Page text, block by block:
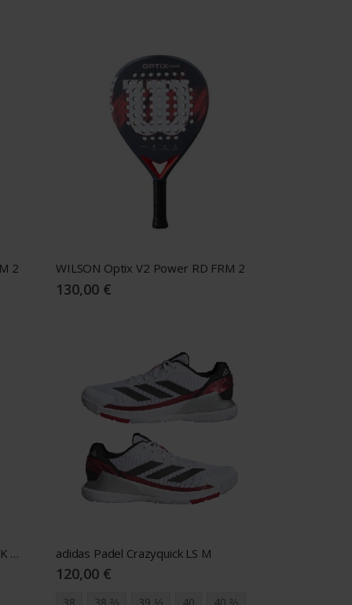
2 WILSON Optix V2 Power RD FRM 2
130,00 €
WILSON Optix V1 Black Padel BK FRM 2 adidas Padel Crazyquick LS M
120,00 €
38 38 ⅔ 39 ⅓ 40
40 ⅔